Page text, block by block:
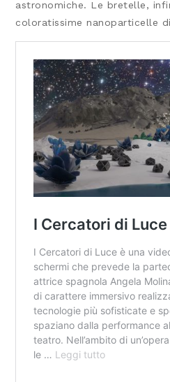
astronomiche. Le bretelle,
coloratissime nanoparticelle